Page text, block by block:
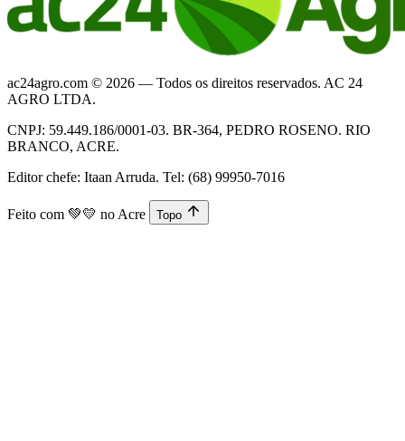
ac24agro.com © 2026 — Todos os direitos reservados. AC 24
AGRO LTDA.
CNPJ: 59.449.186/0001-03. BR-364, PEDRO ROSENO. RIO
BRANCO, ACRE.
Editor chefe: Itaan Arruda. Tel: (68) 99950-7016
Feito com 💚💛 no Acre Topo